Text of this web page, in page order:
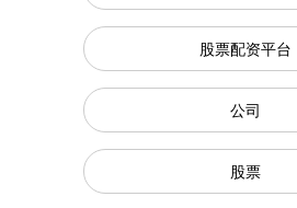
股票配资平台
公司
股票